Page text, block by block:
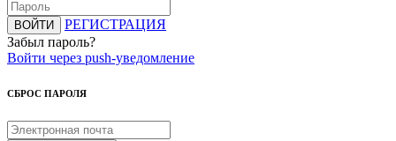
ВОЙТИ
РЕГИСТРАЦИЯ
Забыл пароль?
Войти через push-уведомление
СБРОС ПАРОЛЯ